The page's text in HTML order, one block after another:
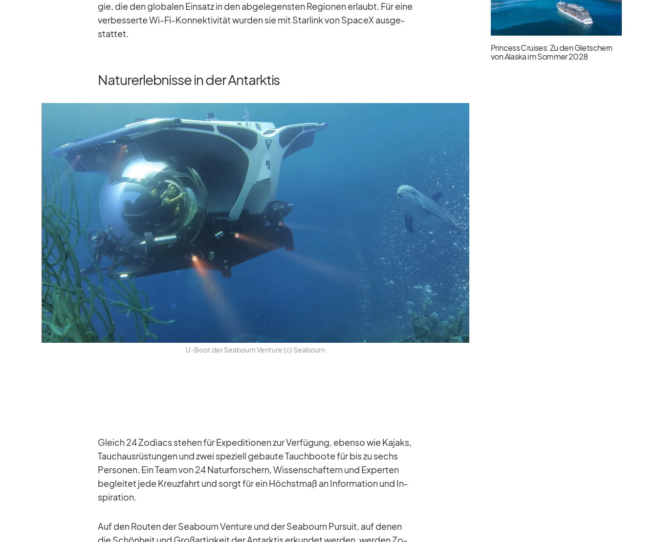
gie, die den glo­ba­len Ein­satz in den ab­ge­le­gens­ten Re­gio­nen er­laubt. Für eine
ver­bes­serte Wi-Fi-Kon­nek­ti­vi­tät wur­den sie mit Star­link von SpaceX aus­ge­
stat­tet.
Naturerlebnisse in der Antarktis
U‑Boot der Sea­bourn Ven­ture (c) Sea­bourn
Gleich 24 Zo­diacs ste­hen für Ex­pe­di­tio­nen zur Ver­fü­gung, ebenso wie Ka­jaks,
Tauch­aus­rüs­tun­gen und zwei spe­zi­ell ge­baute Tauch­boote für bis zu sechs
Per­so­nen. Ein Team von 24 Na­tur­for­schern, Wis­sen­schaf­tern und Ex­per­ten
be­glei­tet jede Kreuz­fahrt und sorgt für ein Höchst­maß an In­for­ma­tion und In­
spi­ra­tion.
Auf den Rou­ten der Sea­bourn Ven­ture und der Sea­bourn Pur­suit, auf de­nen
die Schön­heit und Groß­ar­tig­keit der Ant­ark­tis er­kun­det wer­den, wer­den Zo­
Princess Cruises: Zu den Gletschern
von Alaska im Sommer 2028